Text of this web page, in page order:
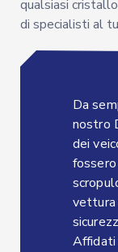
qualsiasi
di specialisti al
Da
nostro
dei
vettura
Affidati